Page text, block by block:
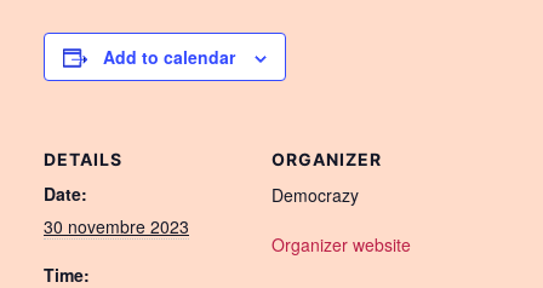
Add to calendar
DETAILS
Date:
30 novembre 2023
Time:
ORGANIZER
Democrazy
Organizer website